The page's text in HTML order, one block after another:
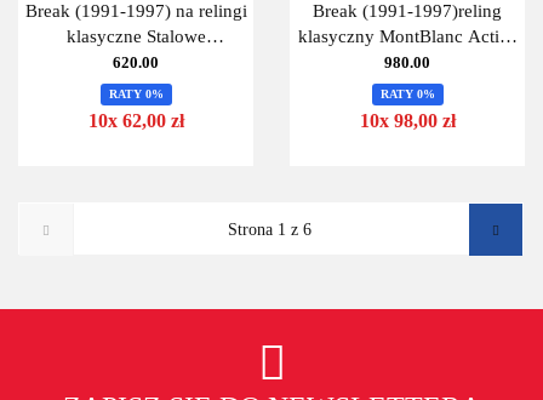
Break (1991-1997) na relingi
klasyczne Stalowe
Uniwersalne 125cm
MontBlanc 125 Steel-
620.00
RATY 0%
10x 62,00 zł
Break (1991-1997)reling
klasyczny MontBlanc Activa
AERO 125
980.00
RATY 0%
10x 98,00 zł